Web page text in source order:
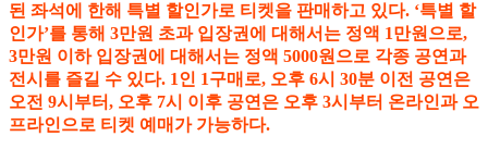
된 좌석에 한해 특별 할인가로 티켓을 판매하고 있다. ‘특별 할
인가’를 통해 3만원 초과 입장권에 대해서는 정액 1만원으로,
3만원 이하 입장권에 대해서는 정액 5000원으로 각종 공연과
전시를 즐길 수 있다. 1인 1구매로, 오후 6시 30분 이전 공연은
오전 9시부터, 오후 7시 이후 공연은 오후 3시부터 온라인과 오
프라인으로 티켓 예매가 가능하다.